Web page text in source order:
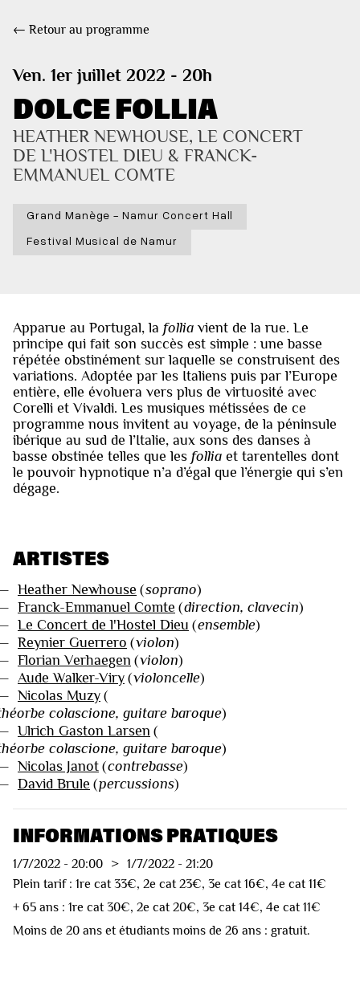
← Retour au programme
Ven. 1er juillet 2022 - 20h
DOLCE FOLLIA
HEATHER NEWHOUSE, LE CONCERT
DE L'HOSTEL DIEU & FRANCK-
EMMANUEL COMTE
Grand Manège - Namur Concert Hall
Festival Musical de Namur
Apparue au Portugal, la follia vient de la rue. Le
principe qui fait son succès est simple : une basse
répétée obstinément sur laquelle se construisent des
variations. Adoptée par les Italiens puis par l’Europe
entière, elle évoluera vers plus de virtuosité avec
Corelli et Vivaldi. Les musiques métissées de ce
programme nous invitent au voyage, de la péninsule
ibérique au sud de l’Italie, aux sons des danses à
basse obstinée telles que les follia et tarentelles dont
le pouvoir hypnotique n’a d’égal que l’énergie qui s’en
dégage.
ARTISTES
Heather Newhouse (soprano)
Franck-Emmanuel Comte (direction, clavecin)
Le Concert de l'Hostel Dieu (ensemble)
Reynier Guerrero (violon)
Florian Verhaegen (violon)
Aude Walker-Viry (violoncelle)
Nicolas Muzy (
colascione, guitare baroque)
Ulrich Gaston Larsen (
colascione, guitare baroque)
Nicolas Janot (contrebasse)
David Brule (percussions)
INFORMATIONS PRATIQUES
1/7/2022 - 20:00 > 1/7/2022 - 21:20
Plein tarif : 1re cat 33€, 2e cat 23€, 3e cat 16€, 4e cat 11€
+ 65 ans : 1re cat 30€, 2e cat 20€, 3e cat 14€, 4e cat 11€
Moins de 20 ans et étudiants moins de 26 ans : gratuit.